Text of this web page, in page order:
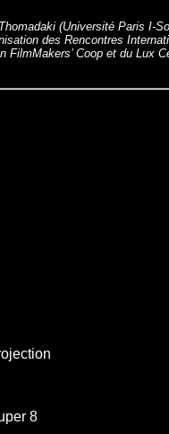
(Université Paris I-
des Rencontres
Coop et du Lux
8